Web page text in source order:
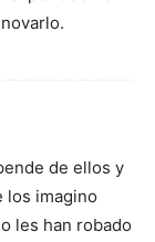
de ellos y
los imagino
les han robado